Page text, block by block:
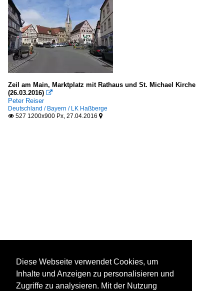
Zeil am Main, Marktplatz mit Rathaus und St. Michael Kirche
(26.03.2016) 
Peter Reiser
Deutschland / Bayern / LK Haßberge
 527 1200x900 Px, 27.04.2016 
Diese Webseite verwendet Cookies, um
Inhalte und Anzeigen zu personalisieren und
Zugriffe zu analysieren. Mit der Nutzung